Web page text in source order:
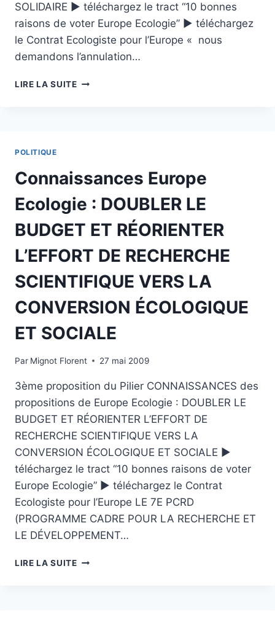
SOLIDAIRE ► téléchargez le tract “10 bonnes
raisons de voter Europe Ecologie” ► téléchargez
le Contrat Ecologiste pour l’Europe « nous
demandons l’annulation…
LIRE LA SUITECONTRE
POLITIQUE
Connaissances Europe
Ecologie : DOUBLER LE
BUDGET ET RÉORIENTER
L’EFFORT DE RECHERCHE
SCIENTIFIQUE VERS LA
CONVERSION ÉCOLOGIQUE
ET SOCIALE
Par Mignot Florent 27 mai 2009
3ème proposition du Pilier CONNAISSANCES des
propositions de Europe Ecologie : DOUBLER LE
BUDGET ET RÉORIENTER L’EFFORT DE
RECHERCHE SCIENTIFIQUE VERS LA
CONVERSION ÉCOLOGIQUE ET SOCIALE ►
téléchargez le tract “10 bonnes raisons de voter
Europe Ecologie” ► téléchargez le Contrat
Ecologiste pour l’Europe LE 7E PCRD
(PROGRAMME CADRE POUR LA RECHERCHE ET
LE DÉVELOPPEMENT…
LIRE LA SUITECONNAISSANCES